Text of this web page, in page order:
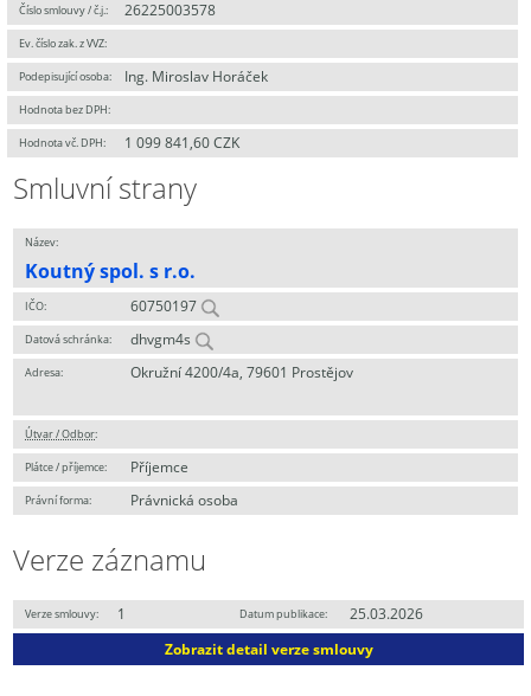
Číslo smlouvy / č.j.: 26225003578
Ev. číslo zak. z VVZ:
Podepisující osoba: Ing. Miroslav Horáček
Hodnota bez DPH:
Hodnota vč. DPH: 1 099 841,60 CZK
Smluvní strany
Název:
Koutný spol. s r.o.
IČO: 60750197
Datová schránka: dhvgm4s
Adresa: Okružní 4200/4a, 79601 Prostějov
Útvar / Odbor:
Plátce / příjemce: Příjemce
Právní forma: Právnická osoba
Verze záznamu
Verze smlouvy: 1 Datum publikace:
25.03.2026
Zobrazit detail verze smlouvy